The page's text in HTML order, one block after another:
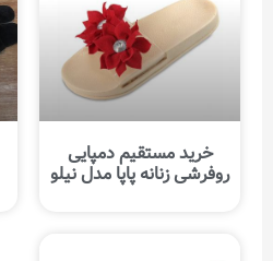
خرید مستقیم دمپایی
روفرشی زنانه پاپا مدل نیلو